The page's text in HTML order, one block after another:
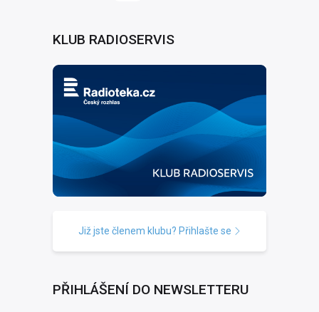
KLUB RADIOSERVIS
Již jste členem klubu? Přihlašte se
PŘIHLÁŠENÍ DO NEWSLETTERU